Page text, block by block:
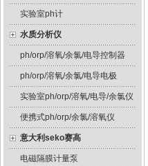
实验室ph计
水质分析仪
ph/orp/溶氧/余氯/电导控制器
ph/orp/溶氧/余氯/电导电极
实验室ph/orp/溶氧/电导/余氯仪
便携式ph/orp/余氯/溶氧仪
意大利seko赛高
电磁隔膜计量泵